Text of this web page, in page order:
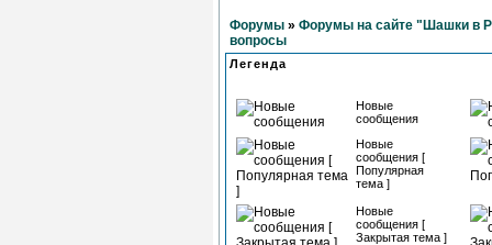
Форумы » Форумы на сайте "Шашки в
вопросы
Легенда
Новые
сообщения
Новые
сообщения [
Популярная
тема ]
Новые
сообщения [
Закрытая тема ]